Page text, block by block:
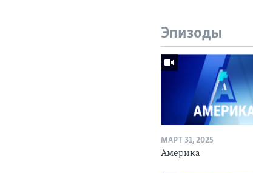
Эпизоды
МАРТ 31, 2025
Америка